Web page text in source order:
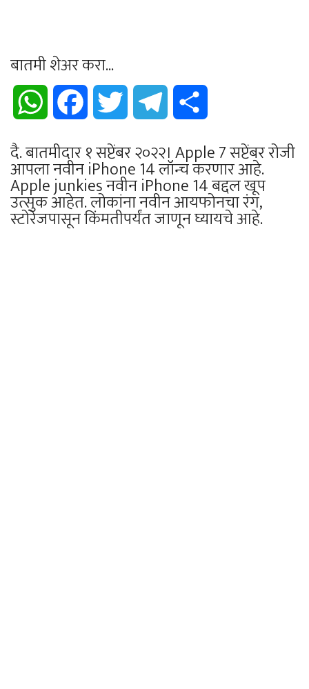
बातमी शेअर करा...
WhatsApp Facebook Twitter Telegram
दै. बातमीदार १ सप्टेंबर २०२२। Apple 7 सप्टेंबर रोजी
आपला नवीन iPhone 14 लॉन्च करणार आहे.
Apple junkies नवीन iPhone 14 बद्दल खूप
उत्सुक आहेत. लोकांना नवीन आयफोनचा रंग,
स्टोरेजपासून किंमतीपर्यंत जाणून घ्यायचे आहे.